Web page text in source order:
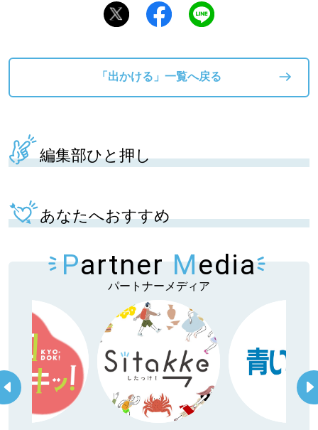
「出かける」一覧へ戻る
編集部ひと押し
あなたへおすすめ
Partner Media
パートナーメディア